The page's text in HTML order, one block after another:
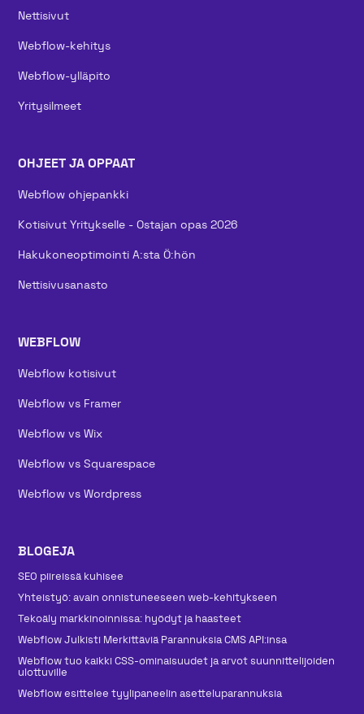
Nettisivut
Webflow-kehitys
Webflow-ylläpito
Yritysilmeet
OHJEET JA OPPAAT
Webflow ohjepankki
Kotisivut Yritykselle - Ostajan opas 2026
Hakukoneoptimointi A:sta Ö:hön
Nettisivusanasto
WEBFLOW
Webflow kotisivut
Webflow vs Framer
Webflow vs Wix
Webflow vs Squarespace
Webflow vs Wordpress
BLOGEJA
SEO piireissä kuhisee
Yhteistyö: avain onnistuneeseen web-kehitykseen
Tekoäly markkinoinnissa: hyödyt ja haasteet
Webflow Julkisti Merkittäviä Parannuksia CMS API:insa
Webflow tuo kaikki CSS-ominaisuudet ja arvot suunnittelijoiden
ulottuville
Webflow esittelee tyylipaneelin asetteluparannuksia